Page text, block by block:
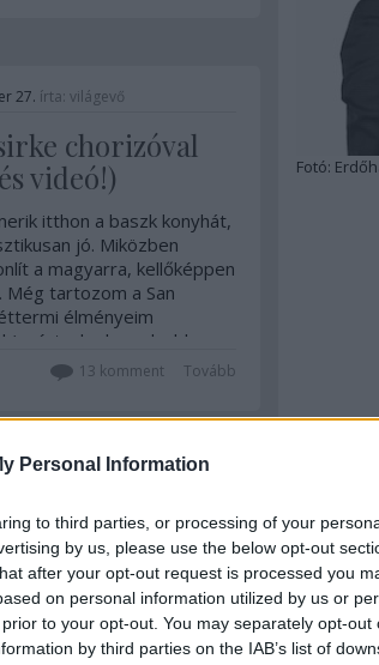
Personal Information
to third parties, or processing of your
by us, please use the below opt-out
after your opt-out request is processed you
on personal information utilized by us or
to your opt-out. You may separately opt-out
by third parties on the IAB’s list of
27. írta: világevő
chorizóval
videó!)
itthon a baszk konyhát,
jó. Miközben
a magyarra, kellőképpen
Még tartozom a San
élményeim
a legkomolyabb a
a Michelin-csillagos
Tovább
13 komment
a világ
sommelier-it
Fotó: